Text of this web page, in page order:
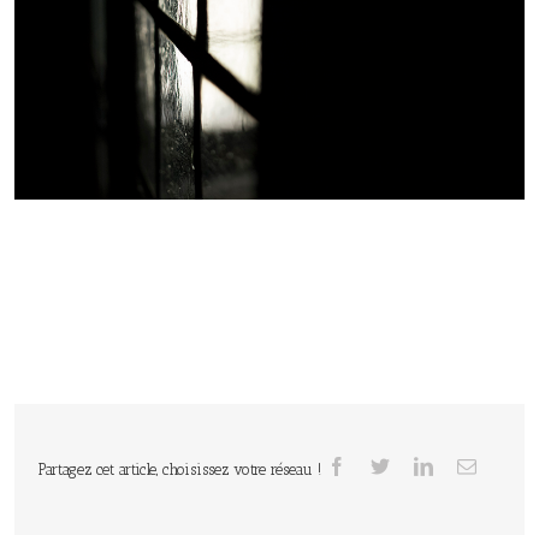
Partagez cet article, choisissez votre réseau !